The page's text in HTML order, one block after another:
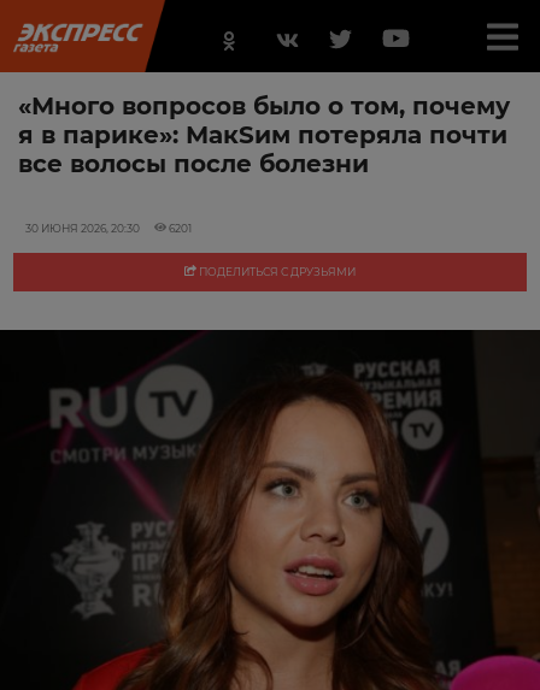
«Много вопросов было о том, почему
я в парике»: МакSим потеряла почти
все волосы после болезни
30 ИЮНЯ 2026, 20:30 6201
ПОДЕЛИТЬСЯ С ДРУЗЬЯМИ